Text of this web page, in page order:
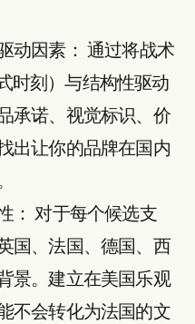
动因素： 通过将战术
时刻）与结构性驱动
承诺、视觉标识、价
出让你的品牌在国内
： 对于每个候选支
国、法国、德国、西
景。建立在美国乐观
不会转化为法国的文